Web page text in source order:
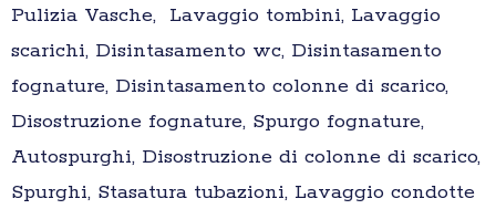
Pulizia Vasche, Lavaggio tombini, Lavaggio
scarichi, Disintasamento wc, Disintasamento
fognature, Disintasamento colonne di scarico,
Disostruzione fognature, Spurgo fognature,
Autospurghi, Disostruzione di colonne di scarico,
Spurghi, Stasatura tubazioni, Lavaggio condotte